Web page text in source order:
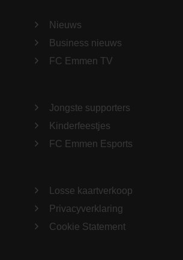
Nieuws
Business nieuws
FC Emmen TV
Jongste supporters
Kinderfeestjes
FC Emmen Esports
Losse kaartverkoop
Privacyverklaring
Cookie Statement